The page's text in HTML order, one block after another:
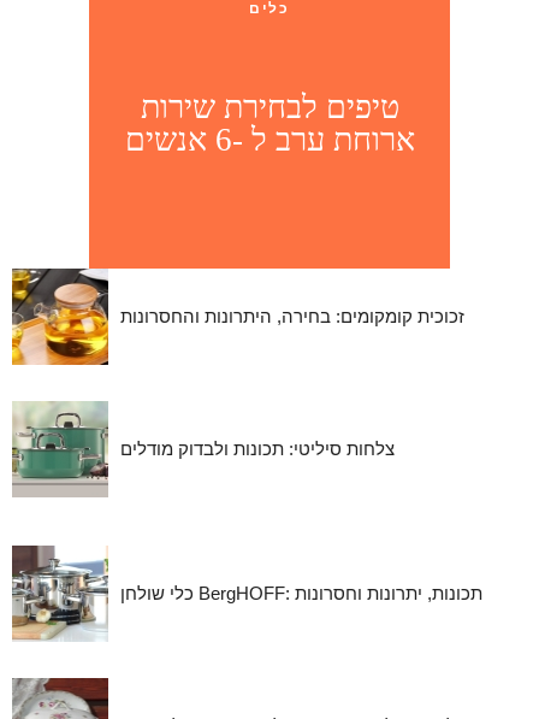
כלים
טיפים לבחירת שירות
ארוחת ערב ל -6 אנשים
זכוכית קומקומים: בחירה, היתרונות והחסרונות
צלחות סיליטי: תכונות ולבדוק מודלים
כלי שולחן BergHOFF: תכונות, יתרונות וחסרונות